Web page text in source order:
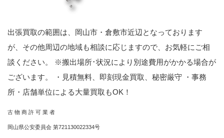
出張買取の範囲は、岡山市・倉敷市近辺となっております
が、その他周辺の地域も相談に応じますので、お気軽にご相
談ください。 ※搬出場所･状況により別途費用がかかる場合が
ございます。 ・見積無料、即刻現金買取、秘密厳守 ・事務
所・店舗単位による大量買取もOK！
古 物 商 許 可 業 者
岡山県公安委員会 第721130022334号